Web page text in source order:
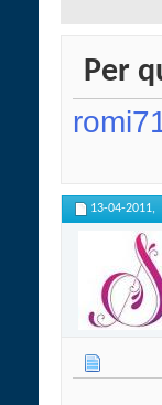
Per
13-04-2011,